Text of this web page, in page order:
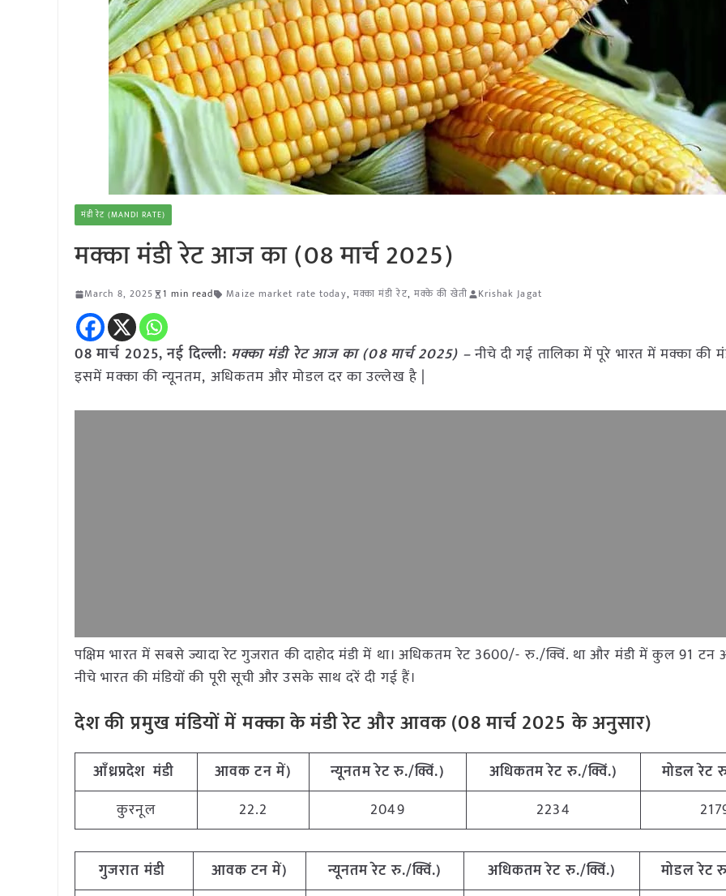
मंडी रेट (MANDI RATE)
मक्का मंडी रेट आज का (08 मार्च 2025)
March 8, 2025 1 min read Maize market rate today, मक्का मंडी रेट, मक्के की खेती Krishak Jagat
08 मार्च 2025, नई दिल्ली: मक्का मंडी रेट आज का (08 मार्च 2025) –नीचे दी गई तालिका में पूरे भारत में मक्का की
इसमें मक्का की न्यूनतम, अधिकतम और मोडल दर का उल्लेख है |
पक्षिम भारत में सबसे ज्यादा रेट गुजरात की दाहोद मंडी में था। अधिकतम रेट 3600/- रु./क्विं. था और मंडी में कुल 91
नीचे भारत की मंडियों की पूरी सूची और उसके साथ दरें दी गई हैं।
देश की प्रमुख मंडियों में मक्का के मंडी रेट और आवक(08मार्च2025 के अनुसार)
आँध्रप्रदेश मंडी आवक टन में) न्यूनतम रेट रु./क्विं.) अधिकतम रेट रु./क्विं.)
मोडल रेट
कुरनूल
22.2 2049 2234
गुजरात मंडी आवक टन में) न्यूनतम रेट रु./क्विं.) अधिकतम रेट रु./क्विं.)
मोडल रेट